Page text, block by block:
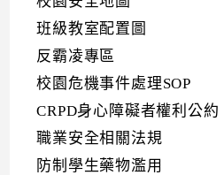
班級教室配置圖
反霸凌專區
校園危機事件處理SOP
CRPD身心障礙者權利公約
職業安全相關法規
防制學生藥物濫用